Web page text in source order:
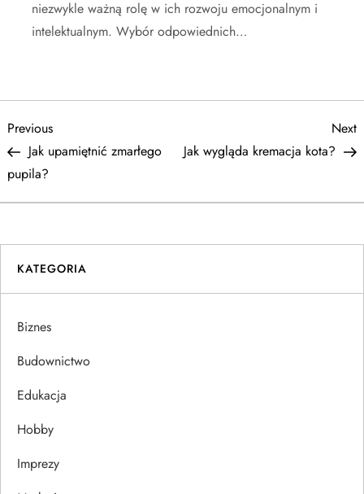
niezwykle ważną rolę w ich rozwoju emocjonalnym i
intelektualnym. Wybór odpowiednich…
N
a
w
i
g
a
c
a
w
Previous
Post
Previous
Jak upamiętnić zmarłego
pupila?
Next
Jak wygląda kremacja kota?
KATEGORIA
Biznes
Budownictwo
Edukacja
Hobby
Imprezy